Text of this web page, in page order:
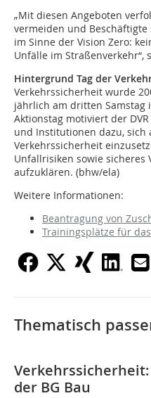
„Mit diesen Angeboten
vermeiden und
im Sinne der Vision Zero:
Unfälle im Straßenverkehr“,
Hintergrund Tag der
Verkehrssicherheit wurde
jährlich am dritten Samstag
Aktionstag motiviert der
und Institutionen dazu, sich
Verkehrssicherheit
Unfallrisiken sowie sicheres
aufzuklären. (bhw/ela)
Weitere Informationen:
Beantragung von
Trainingsplätze für
Thematisch
der BG Bau